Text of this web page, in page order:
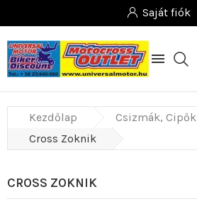
Saját fiók

Kezdőlap
Csizmák, Cipők
Cross Zoknik
CROSS ZOKNIK